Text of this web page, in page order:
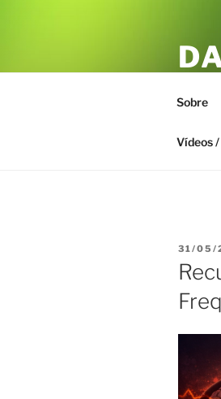
Sobre
Vídeos
EM
31/05/